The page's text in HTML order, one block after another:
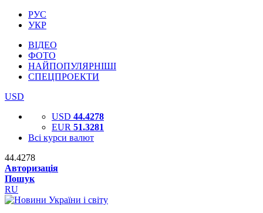
РУС
УКР
ВІДЕО
ФОТО
НАЙПОПУЛЯРНІШІ
СПЕЦПРОЕКТИ
USD
USD 44.4278
EUR 51.3281
Всі курси валют
44.4278
Авторизація
Пошук
RU